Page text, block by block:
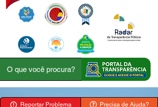
Reportar Problema Precisa de Ajuda?